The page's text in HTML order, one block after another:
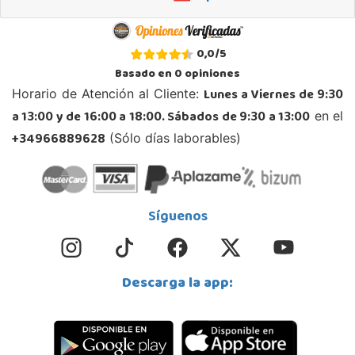
Juguetilandia Roquetas de Mar
C/ Santiago de Compostela, 14 - Carretera Alicum (Las Salinas)
04740, Roquetas de Mar
950 328 560
Localizar Tienda
Juguetilandia Torrevieja
Avd. de las Cortes Valencianas S/N. Pol. Casa Grande III Manzana A-2(PLUS)
STOCK DISPONIBLE
0,0/5
Basado en0opiniones
Horario de Atención al Cliente: Lunes a Viernes de 9:30
a 13:00 y de 16:00 a 18:00. Sábados de 9:30 a 13:00 en el
+34966889628 (Sólo días laborables)
Síguenos
Descarga la app: